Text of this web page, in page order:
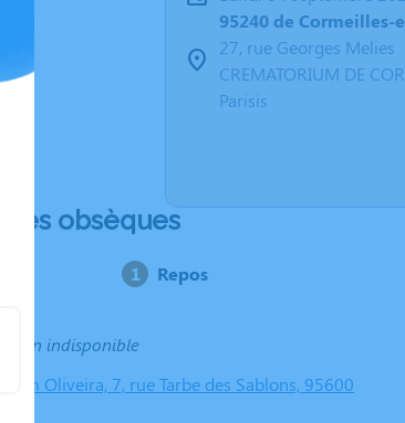
95240 de Cormeilles-
27, rue Georges Melies
CREMATORIUM DE
Parisis
des obsèques
Repos
indisponible
Oliveira, 7, rue Tarbe des Sablons, 95600